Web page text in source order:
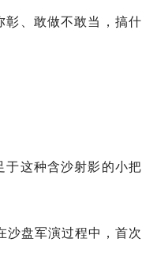
彰、敢做不敢当，搞什
于这种含沙射影的小把
沙盘军演过程中，首次